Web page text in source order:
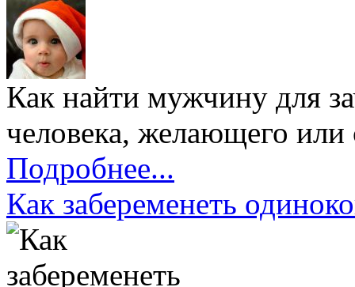
Как найти мужчину для
человека, желающего или
Подробнее...
Как забеременеть